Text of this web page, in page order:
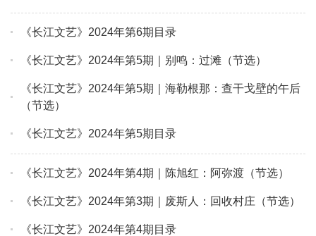
《长江文艺》2024年第6期目录
《长江文艺》2024年第5期｜别鸣：过滩（节选）
《长江文艺》2024年第5期｜海勒根那：查干戈壁的午后
（节选）
《长江文艺》2024年第5期目录
《长江文艺》2024年第4期｜陈旭红：阿弥渡（节选）
《长江文艺》2024年第3期｜废斯人：回收村庄（节选）
《长江文艺》2024年第4期目录